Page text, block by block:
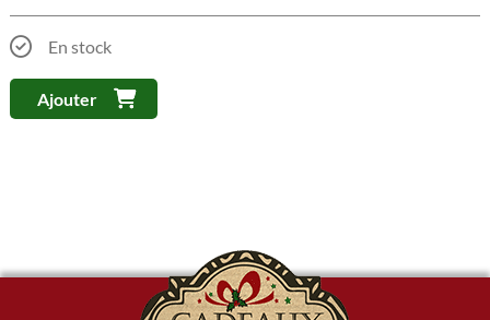
En stock
Ajouter